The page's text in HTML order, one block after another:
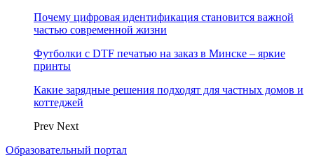
Почему цифровая идентификация становится важной
частью современной жизни
Футболки с DTF печатью на заказ в Минске – яркие
принты
Какие зарядные решения подходят для частных домов и
коттеджей
Prev Next
Образовательный портал